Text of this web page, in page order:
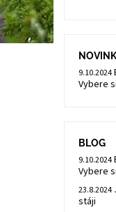
9.10.2024
Vybere
BLOG
9.10.2024
Vybere
23.8.2024
stáji